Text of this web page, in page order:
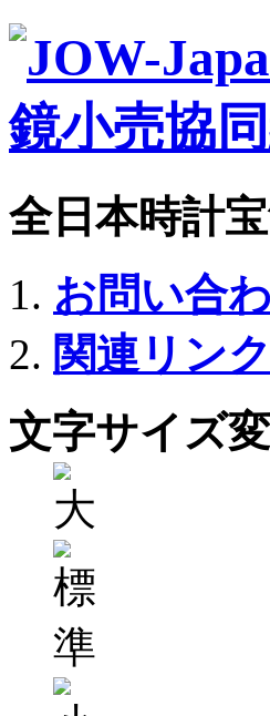
全日本時計
お問い合
関連リンク
文字サイズ